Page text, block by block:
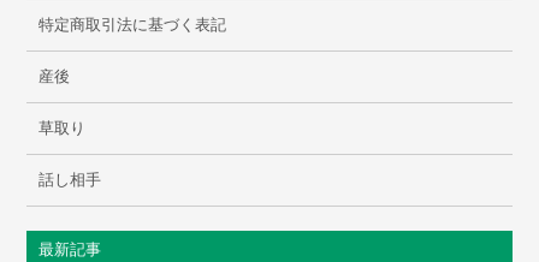
特定商取引法に基づく表記
産後
草取り
話し相手
最新記事